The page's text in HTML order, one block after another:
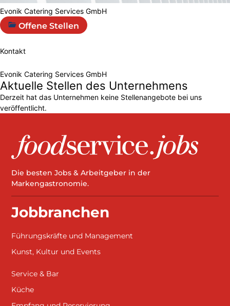
Evonik Catering Services GmbH
Offene Stellen
Kontakt
Evonik Catering Services GmbH
Aktuelle Stellen des Unternehmens
Derzeit hat das Unternehmen keine Stellenangebote bei uns
veröffentlicht.
Die besten Jobs & Arbeitgeber in der
Markengastronomie.
Jobbranchen
Führungskräfte und Management
Kunst, Kultur und Events
Service & Bar
Küche